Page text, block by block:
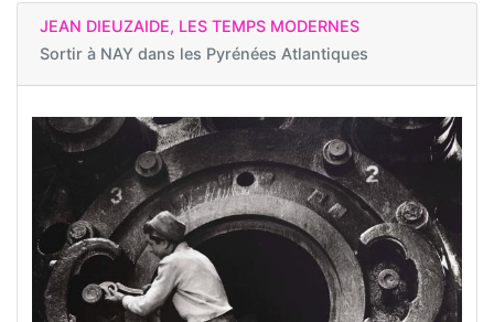
JEAN DIEUZAIDE, LES TEMPS MODERNES
Sortir à NAY dans les Pyrénées Atlantiques